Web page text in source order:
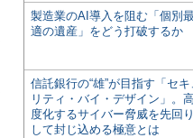
製造業のAI導入を阻む「個別
適の遺産」をどう打破するか
信託銀行の“雄”が目指す「セキ
リティ・バイ・デザイン」。
度化するサイバー脅威を先回り
して封じ込める極意とは